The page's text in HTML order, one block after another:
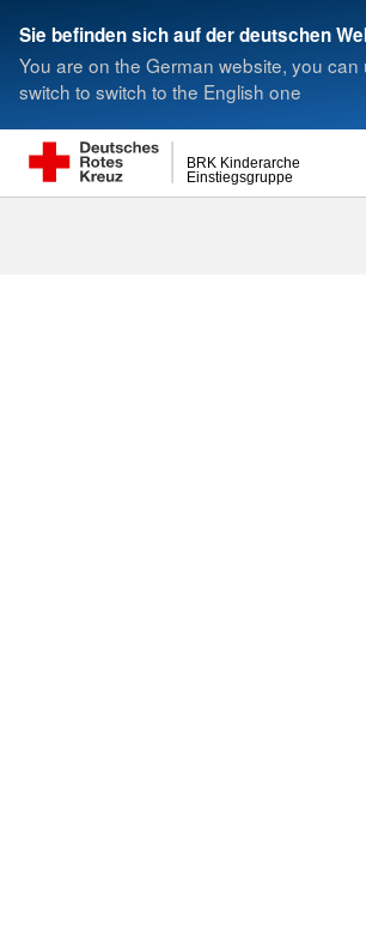
Sie befinden sich auf der deutschen
You are on the German website, you can
switch to switch to the English one
Einstiegsgruppe
BRK Kinderarche